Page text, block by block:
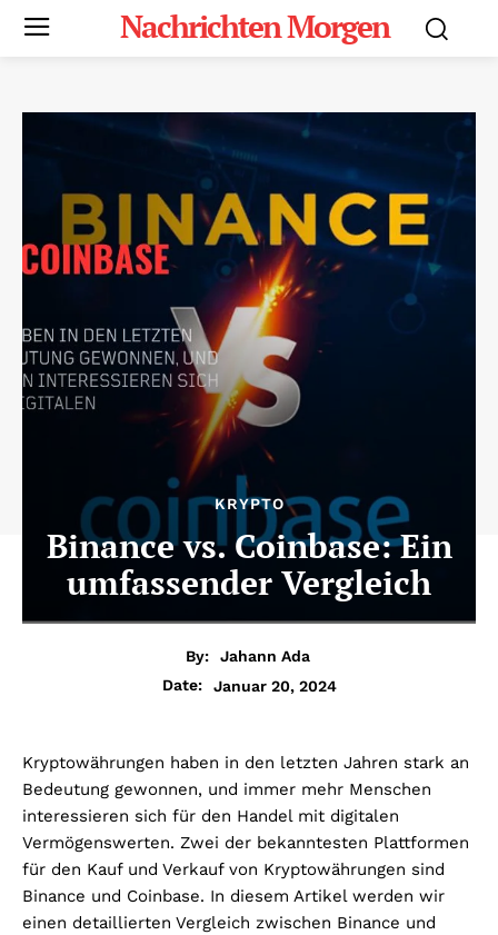
Nachrichten Morgen
KRYPTO
Binance vs. Coinbase: Ein
umfassender Vergleich
By:
Jahann Ada
Date:
Januar 20, 2024
Kryptowährungen haben in den letzten Jahren stark an
Bedeutung gewonnen, und immer mehr Menschen
interessieren sich für den Handel mit digitalen
Vermögenswerten. Zwei der bekanntesten Plattformen
für den Kauf und Verkauf von Kryptowährungen sind
Binance und Coinbase. In diesem Artikel werden wir
einen detaillierten Vergleich zwischen Binance und